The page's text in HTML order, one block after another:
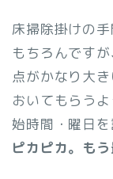
床掃除掛けの
もちろんです
点がかなり大
おいてもらう
始時間・曜日を
ピカピカ。も